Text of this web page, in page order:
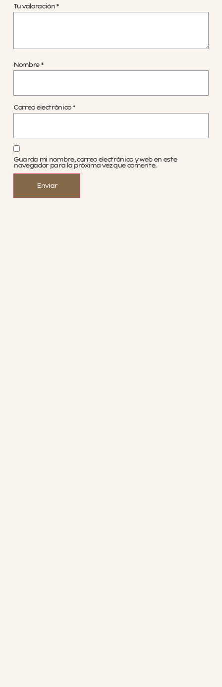
Tu valoración *
Nombre *
Correo electrónico *
Guarda mi nombre, correo electrónico y web en este
navegador para la próxima vez que comente.